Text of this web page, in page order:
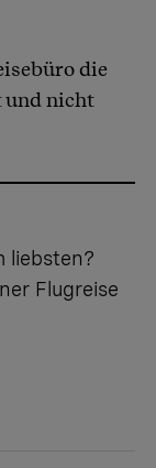
die
und nicht
liebsten?
Flugreise